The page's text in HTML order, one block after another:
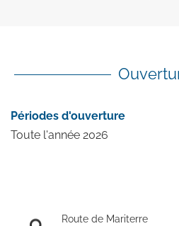
Périodes d'ouverture
Toute l'année 2026
Route de Mariterre